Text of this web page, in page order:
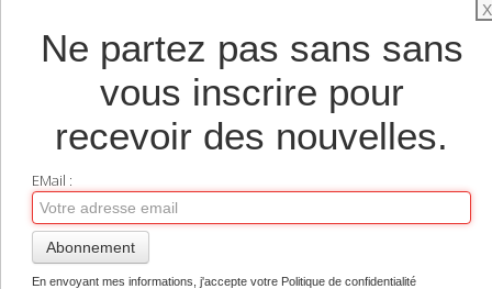
LIVRES▼
TIRAGES SUPPORTS HAUT DE GAMME
CONTACT
0
X
Ne partez pas sans sans
vous inscrire pour
recevoir des nouvelles.
EMail :
Abonnement
En envoyant mes informations, j'accepte votre Politique de confidentialité